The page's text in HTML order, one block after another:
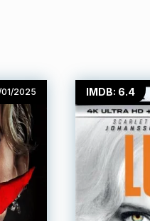
01/2025 IMDB: 6.4